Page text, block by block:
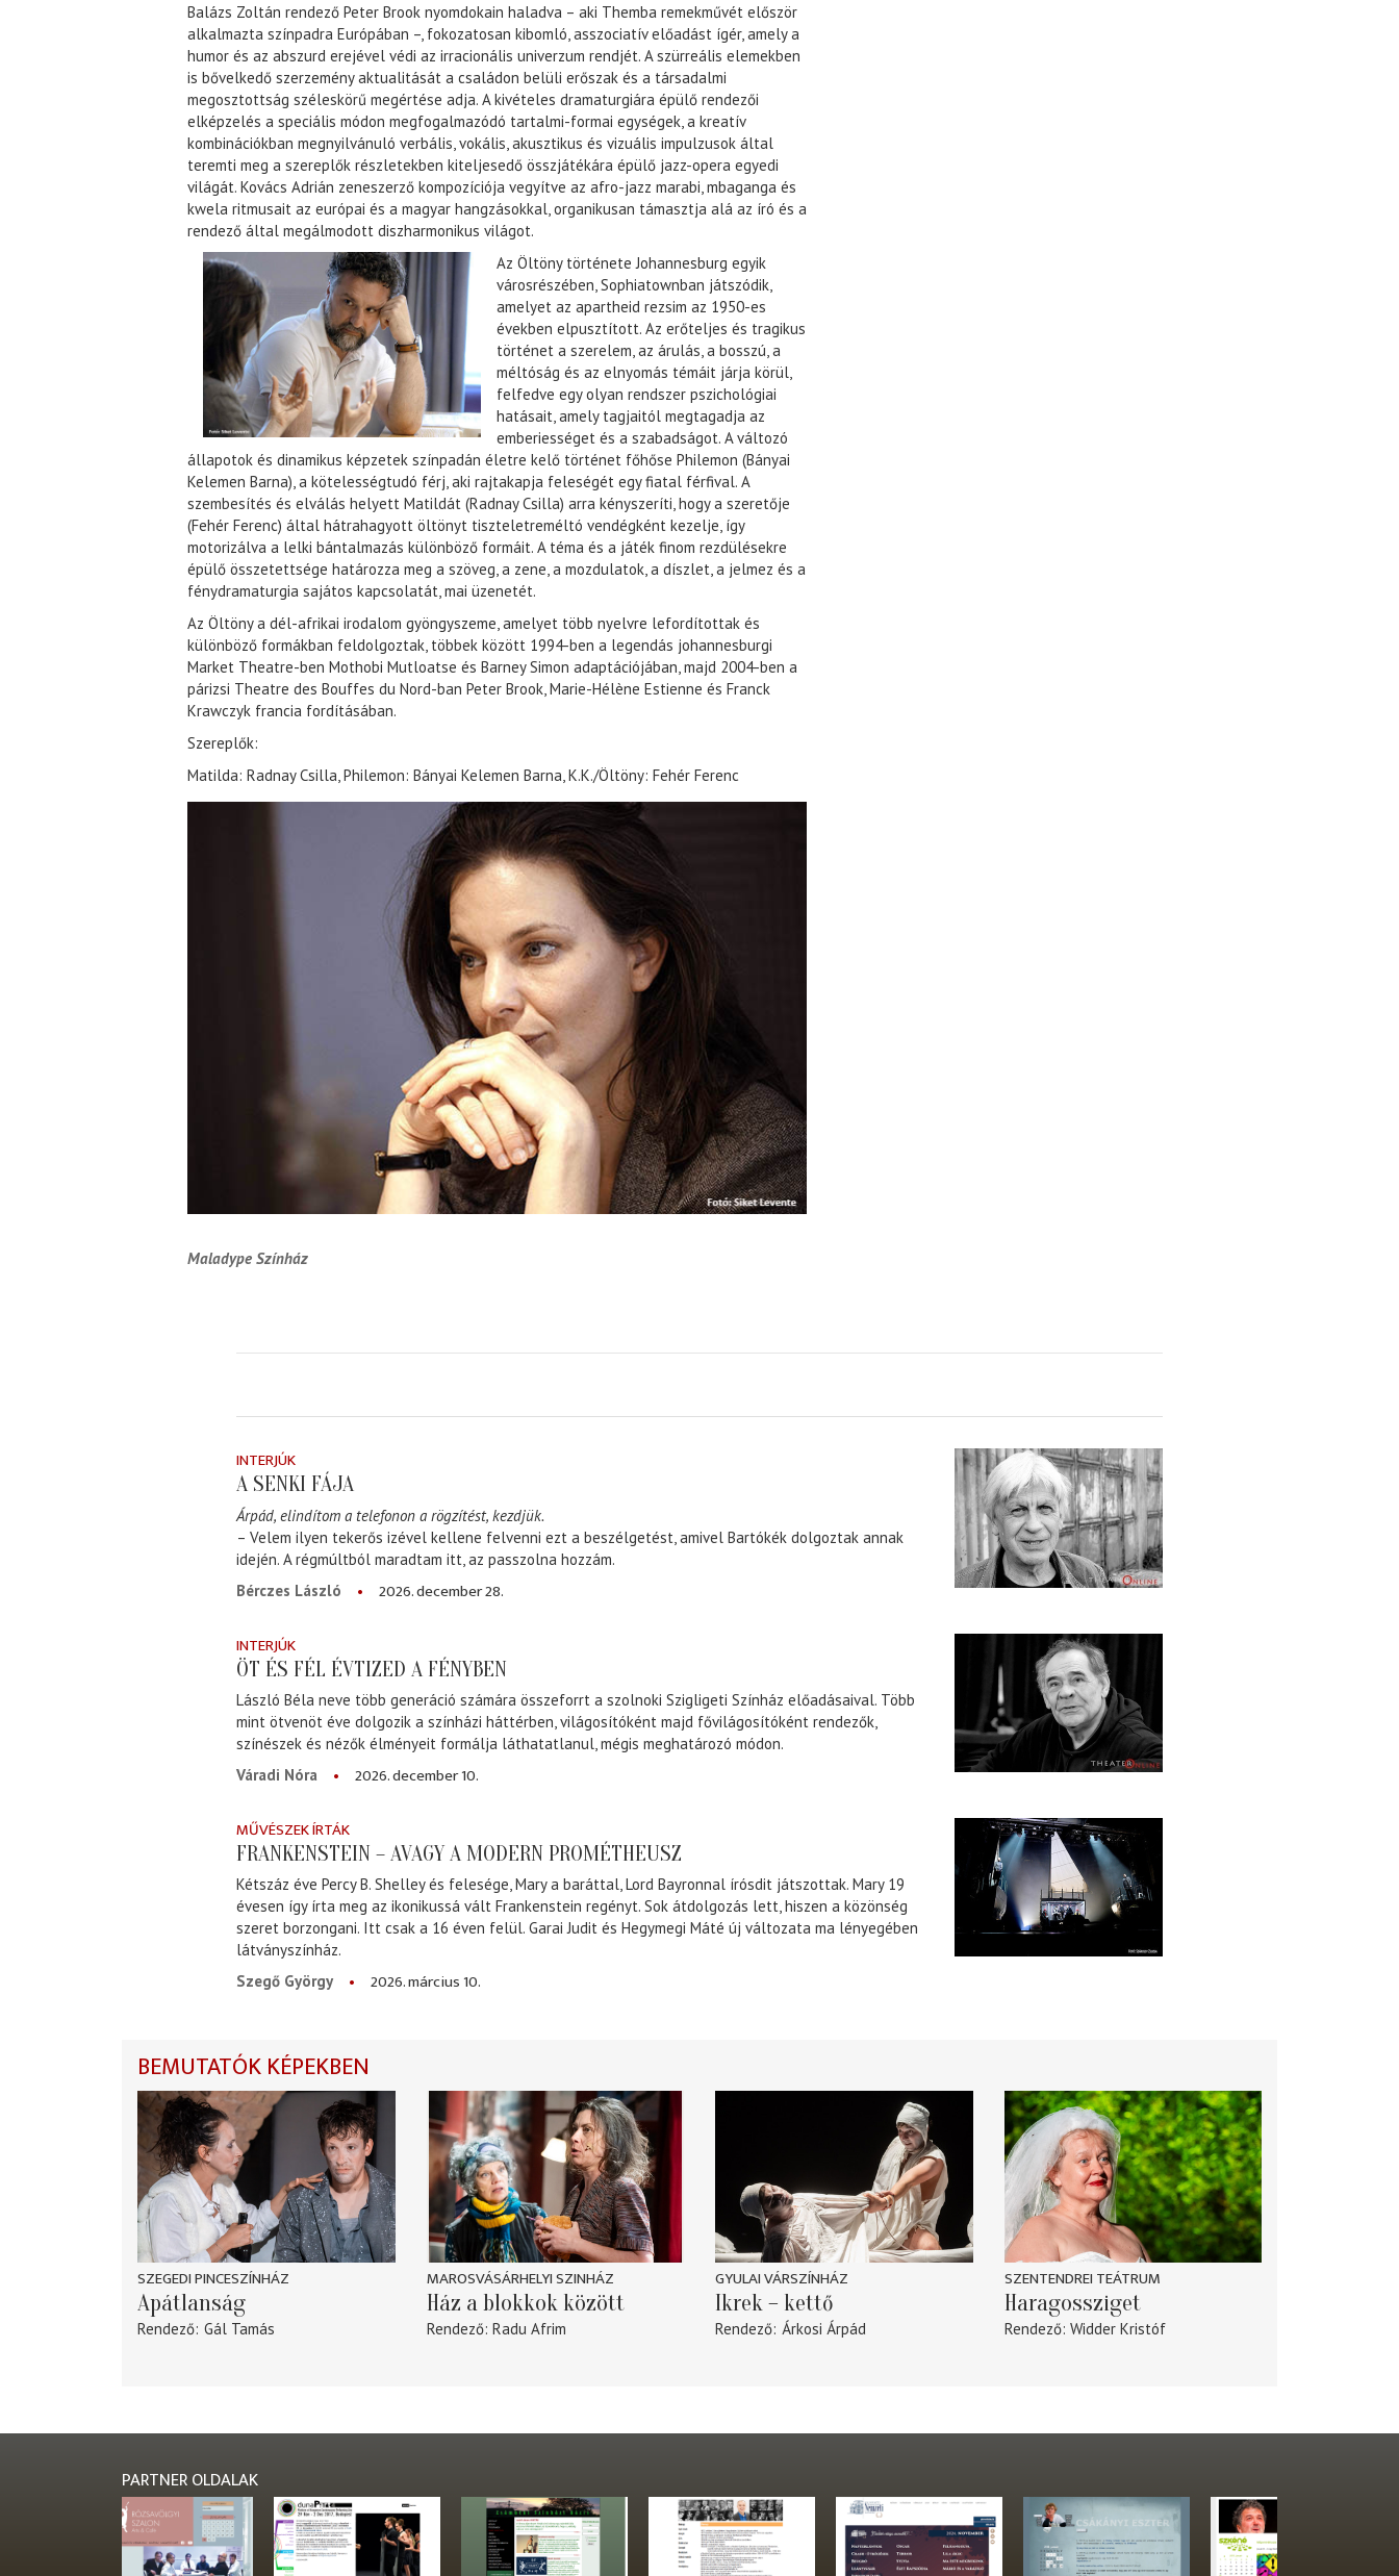
Balázs Zoltán rendező Peter Brook nyomdokain haladva – aki Themba remekművét először
alkalmazta színpadra Európában –, fokozatosan kibomló, asszociatív előadást ígér, amely a
humor és az abszurd erejével védi az irracionális univerzum rendjét. A szürreális elemekben
is bővelkedő szerzemény aktualitását a családon belüli erőszak és a társadalmi
megosztottság széleskörű megértése adja. A kivételes dramaturgiára épülő rendezői
elképzelés a speciális módon megfogalmazódó tartalmi-formai egységek, a kreatív
kombinációkban megnyilvánuló verbális, vokális, akusztikus és vizuális impulzusok által
teremti meg a szereplők részletekben kiteljesedő összjátékára épülő jazz-opera egyedi
világát. Kovács Adrián zeneszerző kompozíciója vegyítve az afro-jazz marabi, mbaganga és
kwela ritmusait az európai és a magyar hangzásokkal, organikusan támasztja alá az író és a
rendező által megálmodott diszharmonikus világot.
Az Öltöny története Johannesburg egyik
városrészében, Sophiatownban játszódik,
amelyet az apartheid rezsim az 1950-es
években elpusztított. Az erőteljes és tragikus
történet a szerelem, az árulás, a bosszú, a
méltóság és az elnyomás témáit járja körül,
felfedve egy olyan rendszer pszichológiai
hatásait, amely tagjaitól megtagadja az
emberiességet és a szabadságot. A változó
állapotok és dinamikus képzetek színpadán életre kelő történet főhőse Philemon (Bányai
Kelemen Barna), a kötelességtudó férj, aki rajtakapja feleségét egy fiatal férfival. A
szembesítés és elválás helyett Matildát (Radnay Csilla) arra kényszeríti, hogy a szeretője
(Fehér Ferenc) által hátrahagyott öltönyt tiszteletreméltó vendégként kezelje, így
motorizálva a lelki bántalmazás különböző formáit. A téma és a játék finom rezdülésekre
épülő összetettsége határozza meg a szöveg, a zene, a mozdulatok, a díszlet, a jelmez és a
fénydramaturgia sajátos kapcsolatát, mai üzenetét.
Az Öltöny a dél-afrikai irodalom gyöngyszeme, amelyet több nyelvre lefordítottak és
különböző formákban feldolgoztak, többek között 1994-ben a legendás johannesburgi
Market Theatre-ben Mothobi Mutloatse és Barney Simon adaptációjában, majd 2004-ben a
párizsi Theatre des Bouffes du Nord-ban Peter Brook, Marie-Hélène Estienne és Franck
Krawczyk francia fordításában.
Szereplők:
Matilda: Radnay Csilla, Philemon: Bányai Kelemen Barna, K.K./Öltöny: Fehér Ferenc
Maladype Színház
INTERJÚK
A SENKI FÁJA
Árpád, elindítom a telefonon a rögzítést, kezdjük.
– Velem ilyen tekerős izével kellene felvenni ezt a beszélgetést, amivel Bartókék dolgoztak annak
idején. A régmúltból maradtam itt, az passzolna hozzám.
Bérczes László
2026. december 28.
INTERJÚK
ÖT ÉS FÉL ÉVTIZED A FÉNYBEN
László Béla neve több generáció számára összeforrt a szolnoki Szigligeti Színház előadásaival. Több
mint ötvenöt éve dolgozik a színházi háttérben, világosítóként majd fővilágosítóként rendezők,
színészek és nézők élményeit formálja láthatatlanul, mégis meghatározó módon.
Váradi Nóra
2026. december 10.
MŰVÉSZEK ÍRTÁK
FRANKENSTEIN – AVAGY A MODERN PROMÉTHEUSZ
Kétszáz éve Percy B. Shelley és felesége, Mary a baráttal, Lord Bayronnal írósdit játszottak. Mary 19
évesen így írta meg az ikonikussá vált Frankenstein regényt. Sok átdolgozás lett, hiszen a közönség
szeret borzongani. Itt csak a 16 éven felül. Garai Judit és Hegymegi Máté új változata ma lényegében
látványszínház.
Szegő György
2026. március 10.
BEMUTATÓK KÉPEKBEN
SZEGEDI PINCESZÍNHÁZ
Apátlanság
Rendező Gál Tamás
MAROSVÁSÁRHELYI SZINHÁZ
Ház a blokkok között
Rendező Radu Afrim
GYULAI VÁRSZÍNHÁZ
Ikrek – kettő
Rendező Árkosi Árpád
SZENTENDREI TEÁTRUM
Haragossziget
Rendező Widder Kristóf
PARTNER OLDALAK